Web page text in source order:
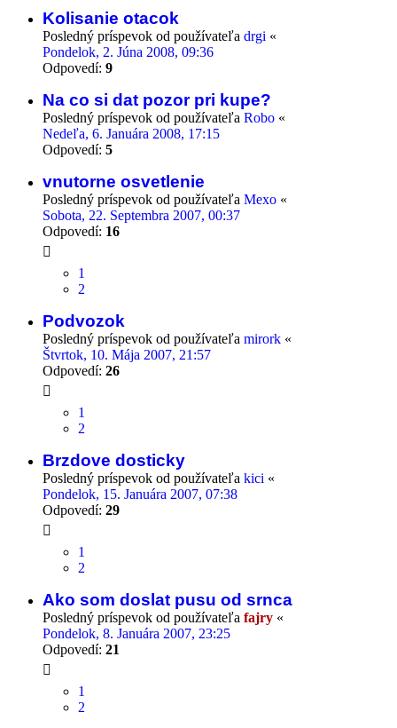
Kolisanie otacok
Posledný príspevok od používateľa drgi «
Pondelok, 2. Júna 2008, 09:36
Odpovedí: 9
Na co si dat pozor pri kupe?
Posledný príspevok od používateľa Robo «
Nedeľa, 6. Januára 2008, 17:15
Odpovedí: 5
vnutorne osvetlenie
Posledný príspevok od používateľa Mexo «
Sobota, 22. Septembra 2007, 00:37
Odpovedí: 16
1
2
Podvozok
Posledný príspevok od používateľa mirork «
Štvrtok, 10. Mája 2007, 21:57
Odpovedí: 26
1
2
Brzdove dosticky
Posledný príspevok od používateľa kici «
Pondelok, 15. Januára 2007, 07:38
Odpovedí: 29
1
2
Ako som doslat pusu od srnca
Posledný príspevok od používateľa fajry «
Pondelok, 8. Januára 2007, 23:25
Odpovedí: 21
1
2